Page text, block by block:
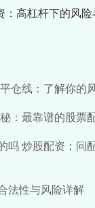
：高杠杆下的风
仓线：了解你的
：最靠谱的股票
吗 炒股配资：问
法性与风险详解